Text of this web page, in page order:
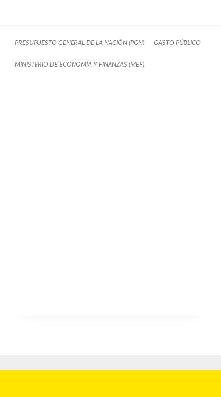
PRESUPUESTO GENERAL DE LA NACIÓN (PGN) GASTO PÚBLICO
MINISTERIO DE ECONOMÍA Y FINANZAS (MEF)